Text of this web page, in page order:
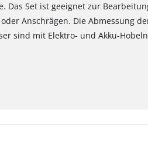
Das Set ist geeignet zur
Anschrägen. Die Abmessung
sind mit Elektro- und Akku-